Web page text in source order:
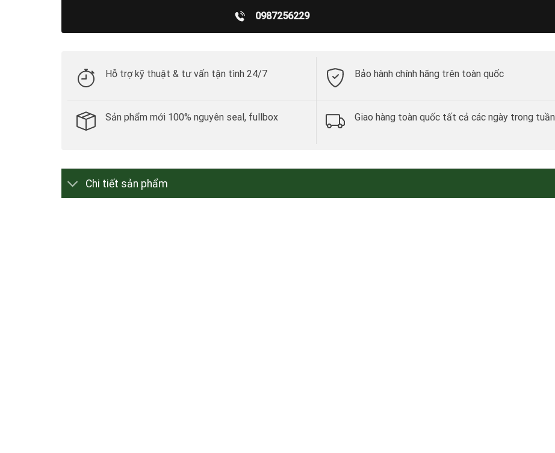
0987256229
Hỗ trợ kỹ thuật & tư vấn tận tình 24/7 Bảo hành chính hãng trên toàn quốc
Sản phẩm mới 100% nguyên seal, fullbox Giao hàng toàn quốc tất cả các ngày trong tuần
Chi tiết sản phẩm